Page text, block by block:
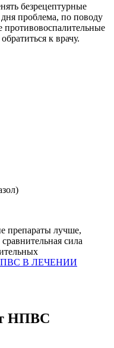
безрецептурные
проблема, по поводу
противовоспалительные
к врачу.
препараты лучше,
сила
В ЛЕЧЕНИИ
НПВС